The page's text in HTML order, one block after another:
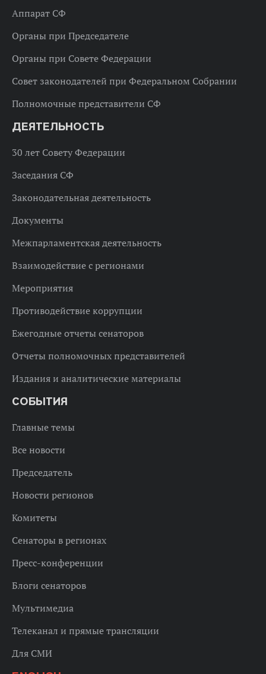
Аппарат СФ
Органы при Председателе
Органы при Совете Федерации
Совет законодателей при Федеральном Собрании
Полномочные представители СФ
ДЕЯТЕЛЬНОСТЬ
30 лет Совету Федерации
Заседания СФ
Законодательная деятельность
Документы
Межпарламентская деятельность
Взаимодействие с регионами
Мероприятия
Противодействие коррупции
Ежегодные отчеты сенаторов
Отчеты полномочных представителей
Издания и аналитические материалы
СОБЫТИЯ
Главные темы
Все новости
Председатель
Новости регионов
Комитеты
Сенаторы в регионах
Пресс-конференции
Блоги сенаторов
Мультимедиа
Телеканал и прямые трансляции
Для СМИ